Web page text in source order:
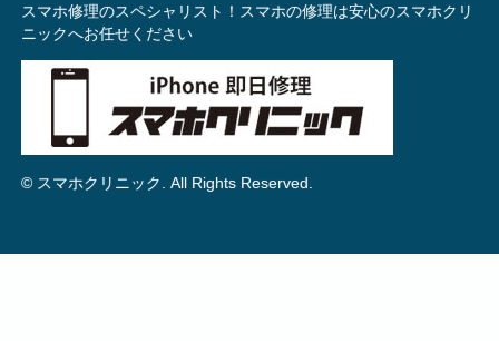
スマホ修理のスペシャリスト！スマホの修理は安心のスマホクリ
ニックへお任せください
© スマホクリニック. All Rights Reserved.